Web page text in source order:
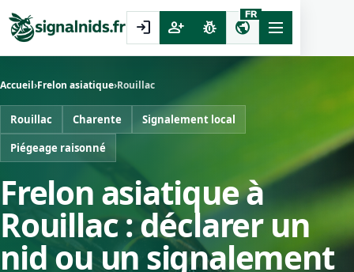
login person_add pest_control public
FR
Accueil›Frelon asiatique›Rouillac
Rouillac Charente
Signalement local
Piégeage raisonné
Frelon asiatique à
Rouillac : déclarer un
nid ou un signalement